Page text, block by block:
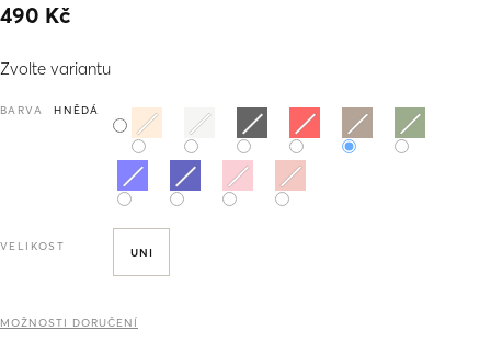
produktu
z
hvězdiček.
490 Kč
cena:
Zvolte variantu
BARVA HNĚDÁ
VELIKOST UNI
MOŽNOSTI DORUČENÍ